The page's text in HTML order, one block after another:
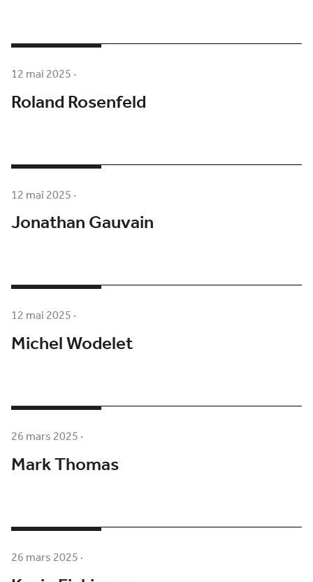
12 mai 2025·
Roland Rosenfeld
12 mai 2025·
Jonathan Gauvain
12 mai 2025·
Michel Wodelet
26 mars 2025·
Mark Thomas
26 mars 2025·